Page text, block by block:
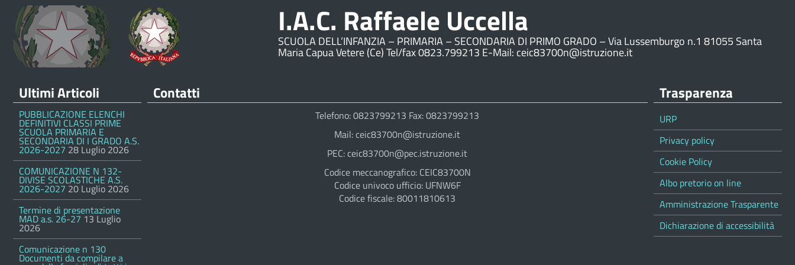
I.A.C. Raffaele Uccella
SCUOLA DELL’INFANZIA – PRIMARIA – SECONDARIA DI PRIMO GRADO – Via Lussemburgo n.1 81055 Santa
Maria Capua Vetere (Ce) Tel/fax 0823.799213 E-Mail: ceic83700n@istruzione.it
Ultimi Articoli
PUBBLICAZIONE ELENCHI
DEFINITIVI CLASSI PRIME
SCUOLA PRIMARIA E
SECONDARIA DI I GRADO A.S.
2026-2027 28 Luglio 2026
COMUNICAZIONE N 132-
DIVISE SCOLASTICHE A.S.
2026-2027 20 Luglio 2026
Termine di presentazione
MAD a.s. 26-27 13 Luglio
2026
Comunicazione n 130
Documenti da compilare a
Contatti
Telefono: 0823799213 Fax: 0823799213
Mail: ceic83700n@istruzione.it
PEC: ceic83700n@pec.istruzione.it
Codice meccanografico: CEIC83700N
Codice univoco ufficio: UFNW6F
Codice fiscale: 80011810613
Trasparenza
URP
Privacy policy
Cookie Policy
Albo pretorio on line
Amministrazione Trasparente
Dichiarazione di accessibilità